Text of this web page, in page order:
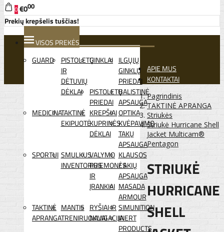
0€000
Prekių krepšelis tuščias!
VISOS PREKĖS
GUARD
PISTOLETŲ
IR
DĖTUVIŲ
DĖKLAI
GINKLAI ILGŲJŲ
GINKLŲ
PRIEDAI
PISTOLETŲ
PRIEDAI
BALISTINĖ
APSAUGA
MEDICINATAKTINĖ
EKIPUOTĖ
KREPŠIAI
KUPRINĖS
DĖKLAI
OPTIKA
KVĖPAVIMO
TAKŲ
APSAUGA
SPORTUI SMULKUS
INVENTORIUS
VALYMO
PRIEMONĖS
IR
ĮRANKIAI
KLAUSOS
/ AKIŲ
APSAUGA
MASADA
ARMOUR
TAKTINĖ
APRANGA
MANTIS
TRENIRUOKLIAI
RYŠIAI IR
NAVIGACIJA
SIMUNITION
INERT
PRODUCTS
APIE MUS
KONTAKTAI
Pagrindinis
TAKTINĖ APRANGA
Striukės
Striukė Hurricane Shell
Jacket Multicam®
Pentagon
STRIUKĖ
HURRICANE
SHELL